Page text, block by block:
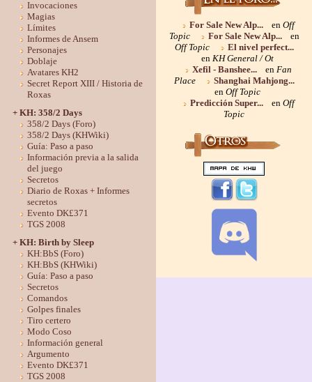
Invocaciones
Magias
Límites
Informes de Ansem
Personajes
Doblaje
Avatares KH2
Secret Report XIII / Historia de
Roxas
+ KH: 358/2 Days
358/2 Days (Foro)
358/2 Days (KHWiki)
Guía: Paso a paso
Información previa a la salida
del juego
Secretos
Diario de Roxas + Informes
secretos
Evento DK£371
TGS 2008
+ KH: Birth by Sleep
KH:BbS (Foro)
KH:BbS (KHWiki)
Guía: Paso a paso
Secretos
Comandos
Golpes finales
Tiro certero
Modo Coso
Información general
Argumento
Evento DK£371
TGS 2008
For Sale New Alp... en Off
Topic
For Sale New Alp...
en
Off Topic
El nivel perfect...
en KH General / Ot
Xefil - Banshee...
en Fan
Place
Shanghai Mahjong...
en Off Topic
Predicción Super...
en Off
Topic